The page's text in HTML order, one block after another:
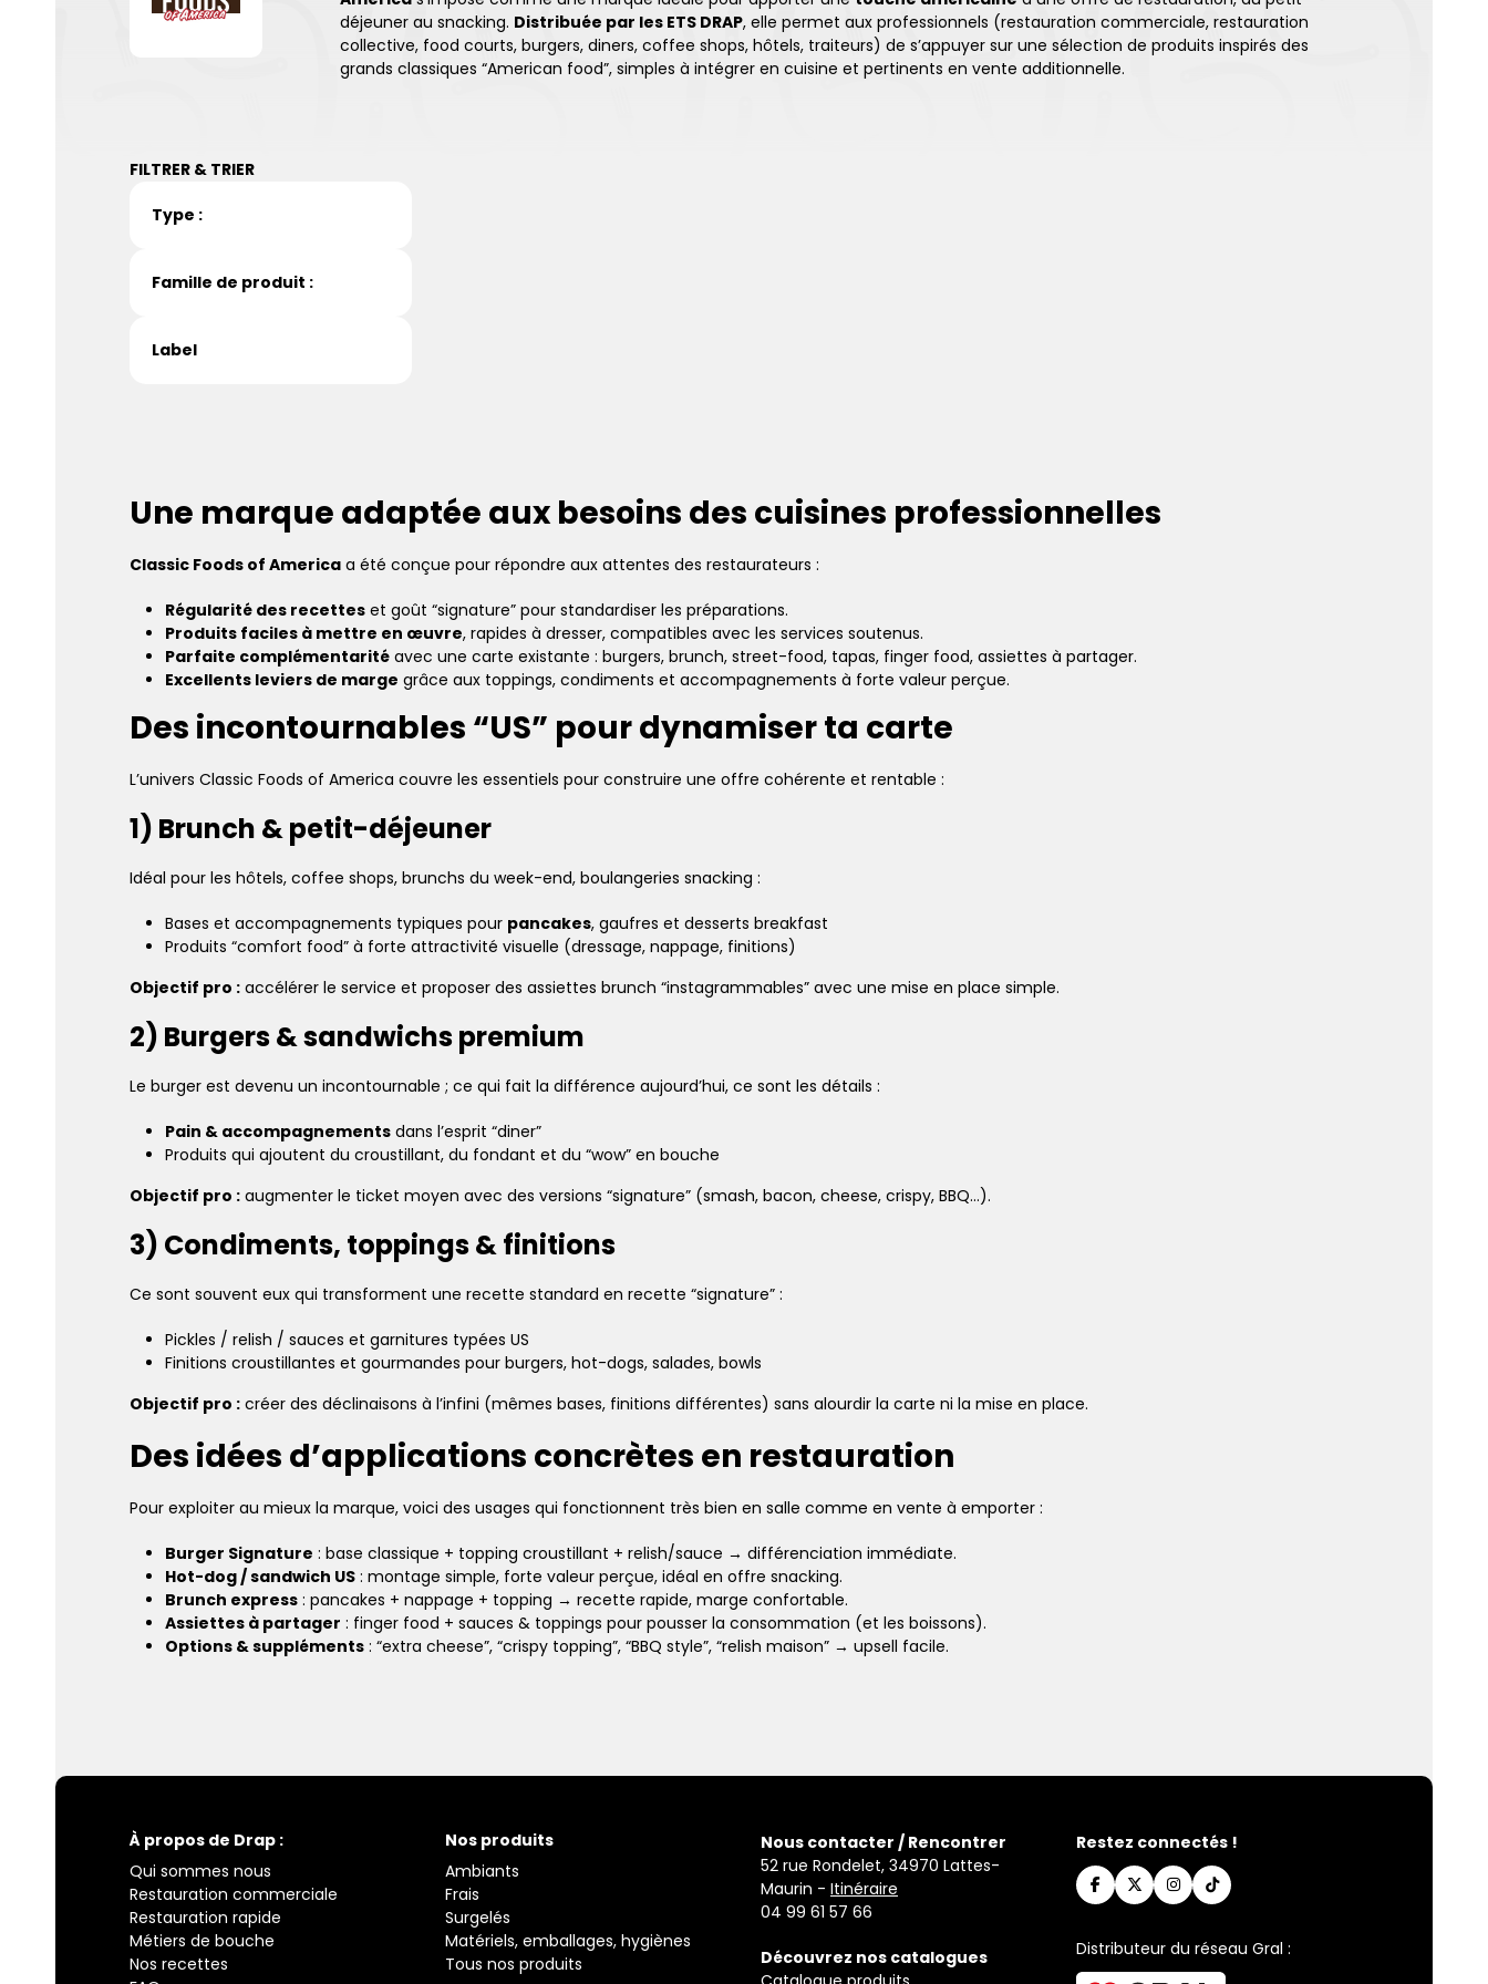
déjeuner au snacking. Distribuée par les ETS DRAP, elle permet aux professionnels (restauration commerciale, restauration
collective, food courts, burgers, diners, coffee shops, hôtels, traiteurs) de s’appuyer sur une sélection de produits inspirés des
grands classiques “American food”, simples à intégrer en cuisine et pertinents en vente additionnelle.
FILTRER & TRIER
Type :
Famille de produit :
Label
Une marque adaptée aux besoins des cuisines professionnelles
Classic Foods of America a été conçue pour répondre aux attentes des restaurateurs :
Régularité des recettes et goût “signature” pour standardiser les préparations.
Produits faciles à mettre en œuvre, rapides à dresser, compatibles avec les services soutenus.
Parfaite complémentarité avec une carte existante : burgers, brunch, street-food, tapas, finger food, assiettes à partager.
Excellents leviers de marge grâce aux toppings, condiments et accompagnements à forte valeur perçue.
Des incontournables “US” pour dynamiser ta carte
L’univers Classic Foods of America couvre les essentiels pour construire une offre cohérente et rentable :
1) Brunch & petit-déjeuner
Idéal pour les hôtels, coffee shops, brunchs du week-end, boulangeries snacking :
Bases et accompagnements typiques pour pancakes, gaufres et desserts breakfast
Produits “comfort food” à forte attractivité visuelle (dressage, nappage, finitions)
Objectif pro : accélérer le service et proposer des assiettes brunch “instagrammables” avec une mise en place simple.
2) Burgers & sandwichs premium
Le burger est devenu un incontournable ; ce qui fait la différence aujourd’hui, ce sont les détails :
Pain & accompagnements dans l’esprit “diner”
Produits qui ajoutent du croustillant, du fondant et du “wow” en bouche
Objectif pro : augmenter le ticket moyen avec des versions “signature” (smash, bacon, cheese, crispy, BBQ…).
3) Condiments, toppings & finitions
Ce sont souvent eux qui transforment une recette standard en recette “signature” :
Pickles / relish / sauces et garnitures typées US
Finitions croustillantes et gourmandes pour burgers, hot-dogs, salades, bowls
Objectif pro : créer des déclinaisons à l’infini (mêmes bases, finitions différentes) sans alourdir la carte ni la mise en place.
Des idées d’applications concrètes en restauration
Pour exploiter au mieux la marque, voici des usages qui fonctionnent très bien en salle comme en vente à emporter :
Burger Signature : base classique + topping croustillant + relish/sauce → différenciation immédiate.
Hot-dog / sandwich US : montage simple, forte valeur perçue, idéal en offre snacking.
Brunch express : pancakes + nappage + topping → recette rapide, marge confortable.
Assiettes à partager : finger food + sauces & toppings pour pousser la consommation (et les boissons).
Options & suppléments : “extra cheese”, “crispy topping”, “BBQ style”, “relish maison” → upsell facile.
À propos de Drap :
Qui sommes nous
Restauration commerciale
Restauration rapide
Métiers de bouche
Nos recettes
Nos produits
Ambiants
Frais
Surgelés
Matériels, emballages, hygiènes
Tous nos produits
Nous contacter / Rencontrer
52 rue Rondelet, 34970 Lattes-
Maurin - Itinéraire
04 99 61 57 66
Découvrez nos catalogues
Restez connectés !
Distributeur du réseau Gral :